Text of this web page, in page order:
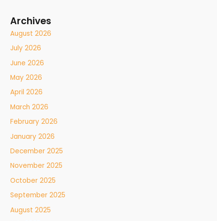
Archives
August 2026
July 2026
June 2026
May 2026
April 2026
March 2026
February 2026
January 2026
December 2025
November 2025
October 2025
September 2025
August 2025